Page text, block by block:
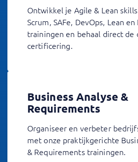
Ontwikkel je Agile & Lean
Scrum, SAFe, DevOps, Lean en
trainingen en behaal direct de
certificering.
Business Analyse &
Requirements
Organiseer en verbeter
met onze praktijkgerichte
& Requirements trainingen.